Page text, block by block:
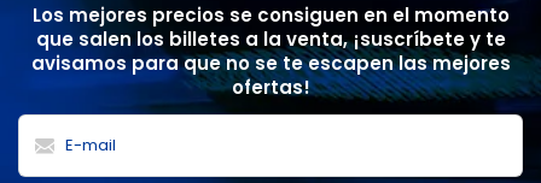
Los mejores precios se consiguen en el momento
que salen los billetes a la venta, ¡suscríbete y te
avisamos para que no se te escapen las mejores
ofertas!